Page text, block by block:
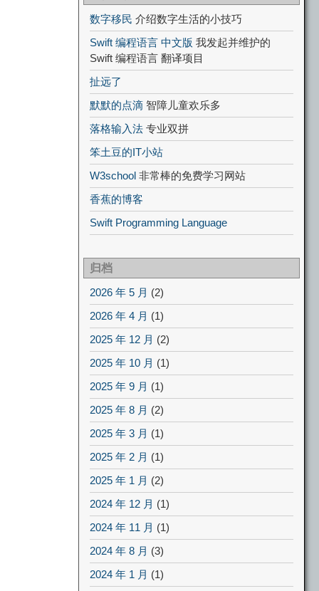
数字移民 介绍数字生活的小技巧
Swift 编程语言 中文版 我发起并维护的
Swift 编程语言 翻译项目
扯远了
默默的点滴 智障儿童欢乐多
落格输入法 专业双拼
笨土豆的IT小站
W3school 非常棒的免费学习网站
香蕉的博客
Swift Programming Language
归档
2026 年 5 月 (2)
2026 年 4 月 (1)
2025 年 12 月 (2)
2025 年 10 月 (1)
2025 年 9 月 (1)
2025 年 8 月 (2)
2025 年 3 月 (1)
2025 年 2 月 (1)
2025 年 1 月 (2)
2024 年 12 月 (1)
2024 年 11 月 (1)
2024 年 8 月 (3)
2024 年 1 月 (1)